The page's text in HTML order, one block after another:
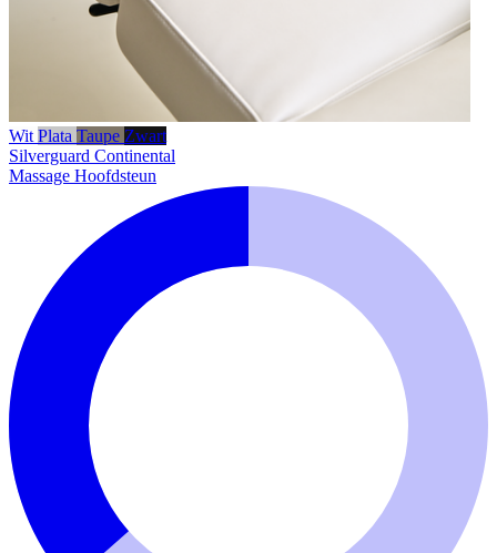
Wit Plata Taupe Zwart
Silverguard Continental
Massage Hoofdsteun